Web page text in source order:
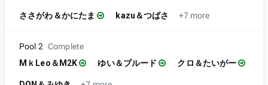
ささがわ＆かにたま kazu＆つばさ +7 more
Pool 2 Complete
MｋLeo＆M2K
ゆい＆ブルード クロ＆たいがー